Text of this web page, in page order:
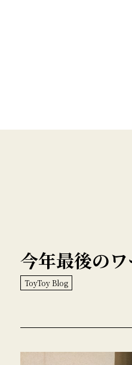
今年最後の
ToyToy Blog